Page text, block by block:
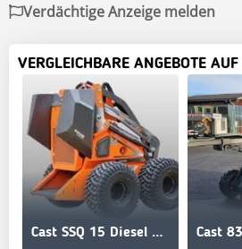
Verdächtige Anzeige melden
VERGLEICHBARE ANGEBOTE
Cast SSQ 15 Diesel Mini Lader